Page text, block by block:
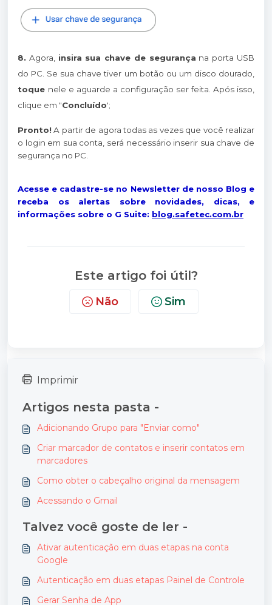
8. Agora, insira sua chave de segurança na porta USB
do PC. Se sua chave tiver um botão ou um disco dourado,
toque nele e aguarde a configuração ser feita. Após isso,
clique em "Concluído';
Pronto! A partir de agora todas as vezes que você realizar
o login em sua conta, será necessário inserir sua chave de
segurança no PC.
Acesse e cadastre-se no Newsletter de nosso Blog e
receba os alertas sobre novidades, dicas, e
informações sobre o G Suite: blog.safetec.com.br
Este artigo foi útil?
Não Sim
Imprimir
Artigos nesta pasta -
Adicionando Grupo para "Enviar como"
Criar marcador de contatos e inserir contatos em
marcadores
Como obter o cabeçalho original da mensagem
Acessando o Gmail
Talvez você goste de ler -
Ativar autenticação em duas etapas na conta
Google
Autenticação em duas etapas Painel de Controle
Gerar Senha de App